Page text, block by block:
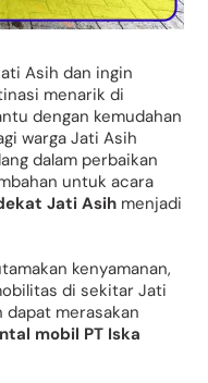
Asih dan ingin
menarik di
dengan kemudahan
warga Jati Asih
dalam perbaikan
untuk acara
Jati Asih menjadi
kenyamanan,
di sekitar Jati
dapat merasakan
mobil PT Iska